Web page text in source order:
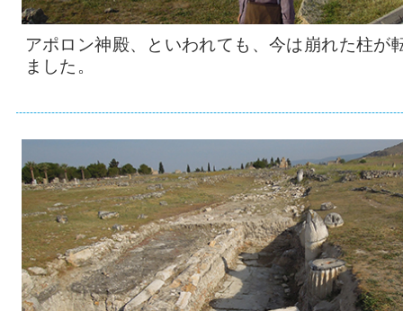
アポロン神殿、といわれても、今は崩れた柱が
ました。